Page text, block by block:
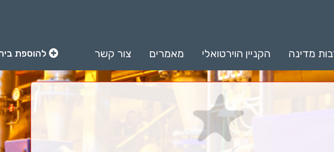
מדינה הקניין הוירטואלי מאמרים צור קשר להוספת